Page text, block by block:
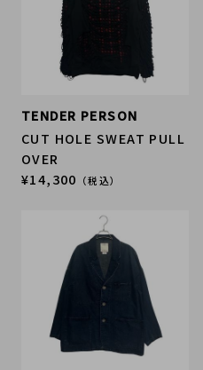
TENDER PERSON
CUT HOLE SWEAT PULL
OVER
¥14,300 （税込）